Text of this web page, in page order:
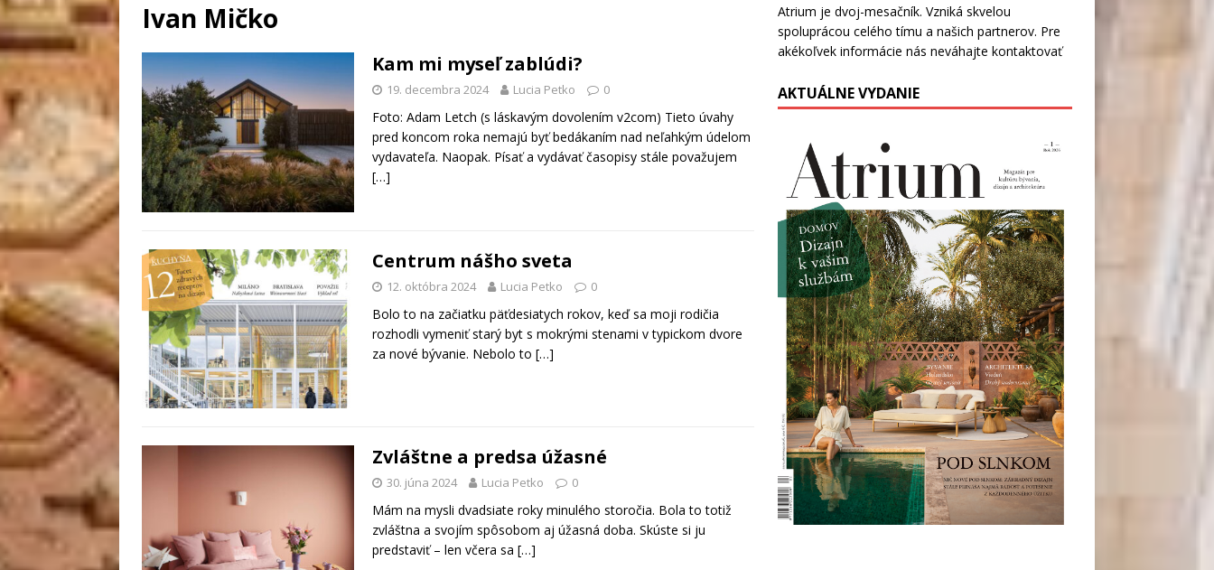
Ivan Mičko
Kam mi myseľ zablúdi?
19. decembra 2024 Lucia Petko 0
Foto: Adam Letch (s láskavým dovolením v2com) Tieto úvahy
pred koncom roka nemajú byť bedákaním nad neľahkým údelom
vydavateľa. Naopak. Písať a vydávať časopisy stále považujem
[…]
Centrum nášho sveta
12. októbra 2024 Lucia Petko 0
Bolo to na začiatku päťdesiatych rokov, keď sa moji rodičia
rozhodli vymeniť starý byt s mokrými stenami v typickom dvore
za nové bývanie. Nebolo to […]
Zvláštne a predsa úžasné
30. júna 2024 Lucia Petko 0
Mám na mysli dvadsiate roky minulého storočia. Bola to totiž
zvláštna a svojím spôsobom aj úžasná doba. Skúste si ju
predstaviť – len včera sa […]
Atrium je dvoj-mesačník. Vzniká skvelou
spoluprácou celého tímu a našich partnerov. Pre
akékoľvek informácie nás neváhajte kontaktovať
AKTUÁLNE VYDANIE